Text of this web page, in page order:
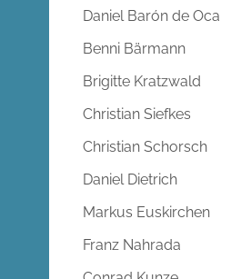
Daniel Barón de Oca
Benni Bärmann
Brigitte Kratzwald
Christian Siefkes
Christian Schorsch
Daniel Dietrich
Markus Euskirchen
Franz Nahrada